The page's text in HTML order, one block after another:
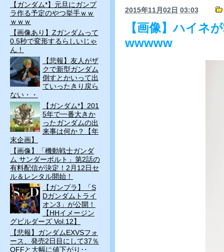
2015年11月02日 03:03
【画像】ハイネ
wwwww
【ガンダム*】元旦にガンプ
ラ作る予定のやつ挙手ｗｗ
ｗｗｗ
【画像あり】Zガンダムって
0.5秒で変形するらしいじゃ
ん！
【悲報】友人がザ
クで新型ガンダム
倒すとかいって出
ていったきり戻ら
ない・・
【ガンダム*】201
5年で一番大きか
ったガンダムの出
来事は何か？【年
末企画】
【画像】「機動戦士ガンダ
ム サンダーボルト」第2話の
有料配信が決定！2月12日セ
ル＆レンタル開始！
【ガンプラ】「S
Dガンダムトライ
オン3」が公開！
【HHイメージン
グビルダーズ Vol.12】
【悲報】ガンダムEXVSフォ
ース、発売2日目にして37％
OFFと大幅に値下がり‥